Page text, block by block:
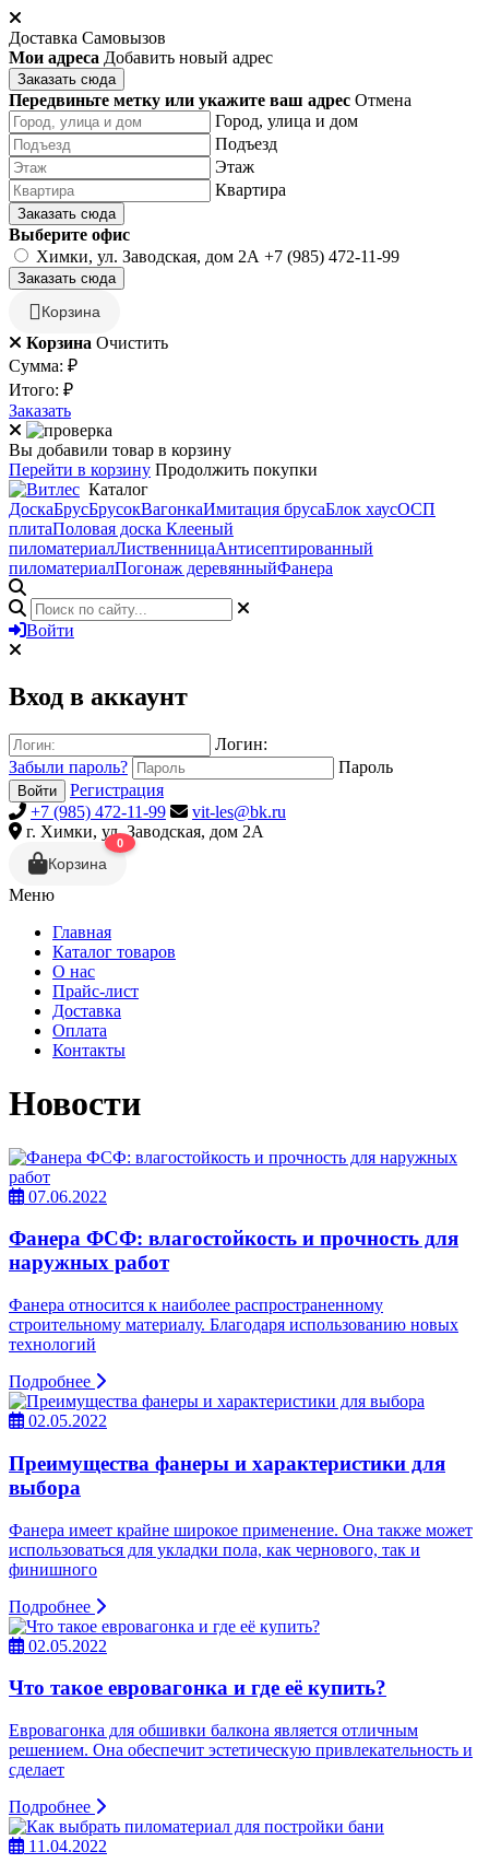
Доставка Самовызов
Мои адреса Добавить новый адрес
Заказать сюда
Передвиньте метку или укажите ваш адрес Отмена
Город, улица и дом
Подъезд
Этаж
Квартира
Заказать сюда
Выберите офис
Химки, ул. Заводская, дом 2А +7 (985) 472-11-99
Заказать сюда
Корзина
Корзина Очистить
Сумма: ₽
Итого: ₽
Заказать
Вы добавили товар в корзину
Перейти в корзину Продолжить покупки
Каталог
ДоскаБрусБрусокВагонкаИмитация брусаБлок хаусОСП
плитаПоловая доска Клееный
пиломатериалЛиственницаАнтисептированный
пиломатериалПогонаж деревянныйФанера
Войти
Вход в аккаунт
Логин:
Забыли пароль?
Пароль
Войти
Регистрация
+7 (985) 472-11-99
vit-les@bk.ru
г. Химки, ул. Заводская, дом 2А
Корзина
0
Меню
Главная
Каталог товаров
О нас
Прайс-лист
Доставка
Оплата
Контакты
Новости
07.06.2022
Фанера ФСФ: влагостойкость и прочность для
наружных работ
Фанера относится к наиболее распространенному
строительному материалу. Благодаря использованию новых
технологий
Подробнее
02.05.2022
Преимущества фанеры и характеристики для
выбора
Фанера имеет крайне широкое применение. Она также может
использоваться для укладки пола, как чернового, так и
финишного
Подробнее
02.05.2022
Что такое евровагонка и где её купить?
Евровагонка для обшивки балкона является отличным
решением. Она обеспечит эстетическую привлекательность и
сделает
Подробнее
11.04.2022